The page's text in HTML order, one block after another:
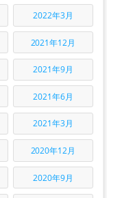
2022年3月
2021年12月
2021年9月
2021年6月
2021年3月
2020年12月
2020年9月